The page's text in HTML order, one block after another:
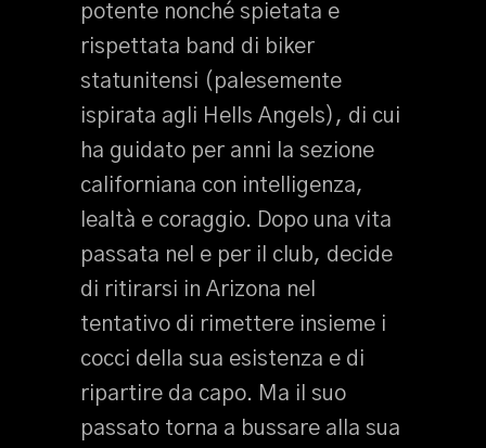
potente nonché spietata e
rispettata band di biker
statunitensi (palesemente
ispirata agli Hells Angels), di cui
ha guidato per anni la sezione
californiana con intelligenza,
lealtà e coraggio. Dopo una vita
passata nel e per il club, decide
di ritirarsi in Arizona nel
tentativo di rimettere insieme i
cocci della sua esistenza e di
ripartire da capo. Ma il suo
passato torna a bussare alla sua